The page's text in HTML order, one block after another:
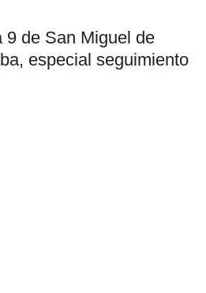
9 de San Miguel de
especial seguimiento